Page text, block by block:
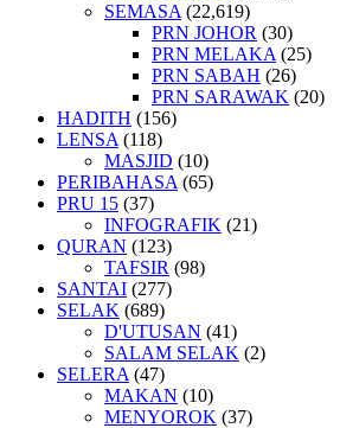
SEMASA (22,619)
PRN JOHOR (30)
PRN MELAKA (25)
PRN SABAH (26)
PRN SARAWAK (20)
HADITH (156)
LENSA (118)
MASJID (10)
PERIBAHASA (65)
PRU 15 (37)
INFOGRAFIK (21)
QURAN (123)
TAFSIR (98)
SANTAI (277)
SELAK (689)
D'UTUSAN (41)
SALAM SELAK (2)
SELERA (47)
MAKAN (10)
MENYOROK (37)